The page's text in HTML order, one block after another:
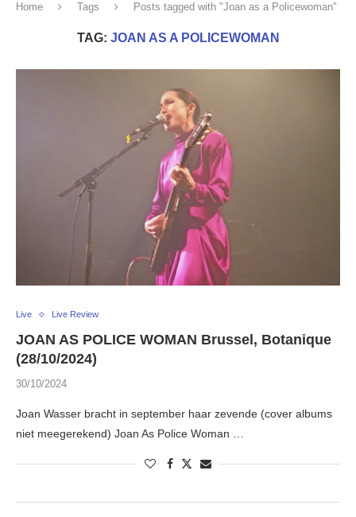
Home Tags Posts tagged with "Joan as a Policewoman"
TAG: JOAN AS A POLICEWOMAN
Live Live Review
JOAN AS POLICE WOMAN Brussel, Botanique
(28/10/2024)
30/10/2024
Joan Wasser bracht in september haar zevende (cover albums
niet meegerekend) Joan As Police Woman …